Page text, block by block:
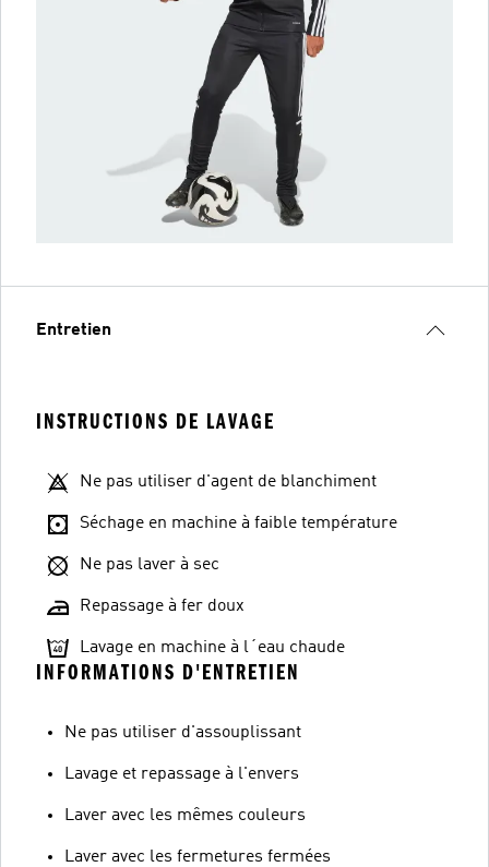
Entretien
INSTRUCTIONS DE LAVAGE
Ne pas utiliser d'agent de blanchiment
Séchage en machine à faible température
Ne pas laver à sec
Repassage à fer doux
Lavage en machine à l´eau chaude
INFORMATIONS D'ENTRETIEN
Ne pas utiliser d'assouplissant
Lavage et repassage à l'envers
Laver avec les mêmes couleurs
Laver avec les fermetures fermées